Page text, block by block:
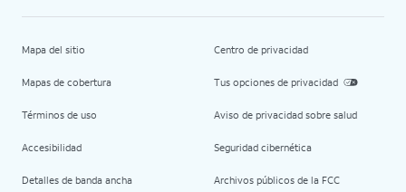
Mapa del sitio
Mapas de cobertura
Términos de uso
Accesibilidad
Detalles de banda ancha
Centro de privacidad
Tus opciones de privacidad
Aviso de privacidad sobre salud
Seguridad cibernética
Archivos públicos de la FCC